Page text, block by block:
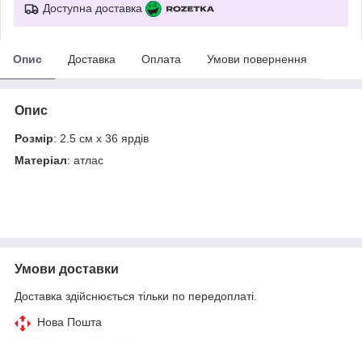
Доступна доставка
Опис Доставка Оплата Умови повернення
Опис
Розмір: 2.5 см х 36 ярдів
Матеріал: атлас
Умови доставки
Доставка здійснюється тільки по передоплаті.
Нова Пошта